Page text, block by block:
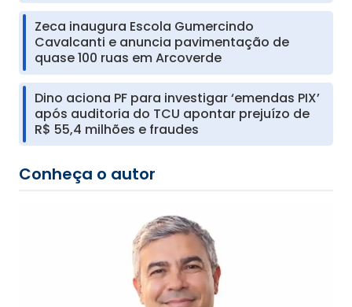
Zeca inaugura Escola Gumercindo
Cavalcanti e anuncia pavimentação de
quase 100 ruas em Arcoverde
Dino aciona PF para investigar ‘emendas PIX’
após auditoria do TCU apontar prejuízo de
R$ 55,4 milhões e fraudes
Conheça o autor